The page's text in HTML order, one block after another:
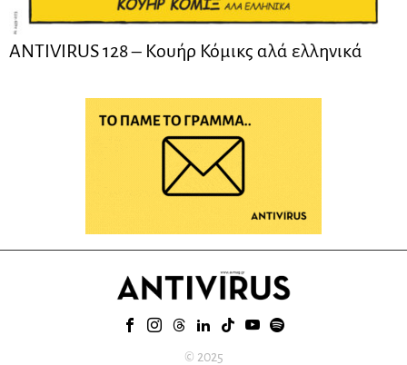
ANTIVIRUS 128 – Kουήρ Κόμικς αλά ελληνικά
© 2025